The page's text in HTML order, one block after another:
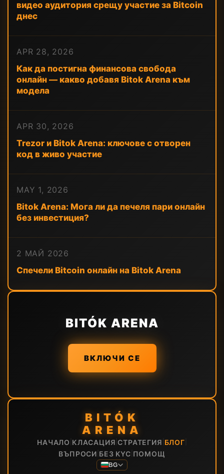
видео аудитория срещу участие за Bitcoin
днес
APR 28, 2026
Как да постигна финансова свобода
онлайн — какво добавя Bitok Arena към
модела
APR 30, 2026
Trezor и Bitok Arena: ключове с отворен
код в живо участие
MAY 1, 2026
Bitok Arena: Мога ли да печеля пари онлайн
без инвестиция?
2 МАЙ 2026
Спечели Bitcoin онлайн на Bitok Arena
BITÓK ARENA
ВКЛЮЧИ СЕ
BITÓK
ARENA
НАЧАЛО КЛАСАЦИЯ |СТРАТЕГИЯ БЛОГ
ВЪПРОСИ БЕЗ KYC ПОМОЩ
BG